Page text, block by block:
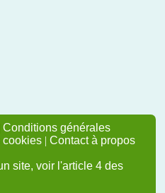
Conditions générales
cookies | Contact à propos
site, voir l'article 4 des